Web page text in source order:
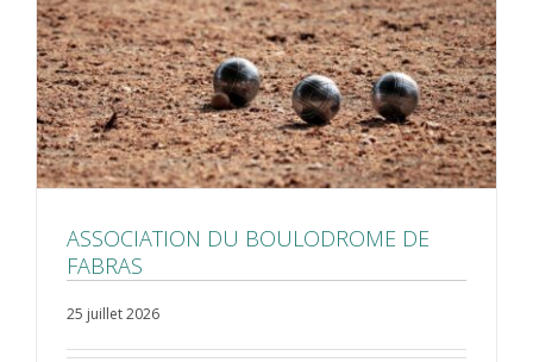
ASSOCIATION DU BOULODROME DE
FABRAS
25 juillet 2026